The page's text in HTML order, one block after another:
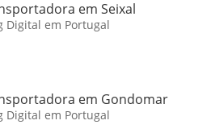
em Seixal
Digital em Portugal
em Gondomar
Digital em Portugal